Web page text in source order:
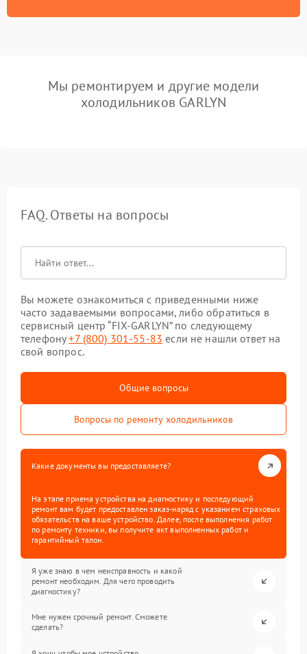
Мы ремонтируем и другие модели
холодильников GARLYN
FAQ. Ответы на вопросы
Вы можете ознакомиться с приведенными ниже
часто задаваемыми вопросами, либо обратиться в
сервисный центр “FIX-GARLYN” по следующему
телефону+7 (800) 301-55-83 если не нашли ответ на
свой вопрос.
Общие вопросы
Вопросы по ремонту холодильников
Какие документы вы предоставляете?
На этапе приема устройства на диагностику и последующий
ремонт вам будет предоставлен заказ-наряд с указанием страховых
обязательств на ваше устройство. Далее, после выполнения работ
по ремонту техники, вы получите акт выполненных работ и
гарантийный талон.
Я уже знаю в чем неисправность и какой
ремонт необходим. Для чего проводить
диагностику?
Мне нужен срочный ремонт. Сможете
сделать?